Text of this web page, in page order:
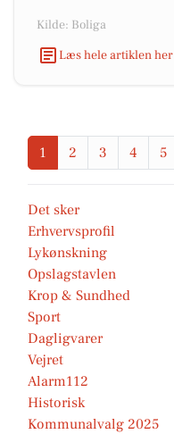
Kilde: Boliga
Læs hele artiklen her
1 2 3 4 5
Det sker
Erhvervsprofil
Lykønskning
Opslagstavlen
Krop & Sundhed
Sport
Dagligvarer
Vejret
Alarm112
Historisk
Kommunalvalg 2025